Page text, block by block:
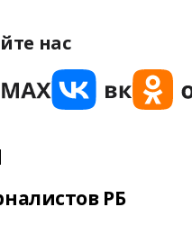
нас
РБ